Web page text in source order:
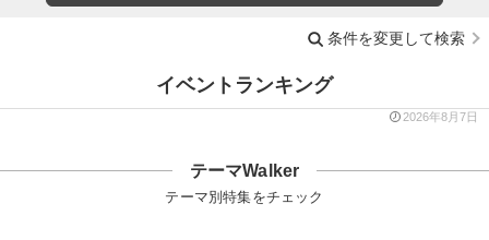
条件を変更して検索
イベントランキング
2026年8月7日
テーマWalker
テーマ別特集をチェック